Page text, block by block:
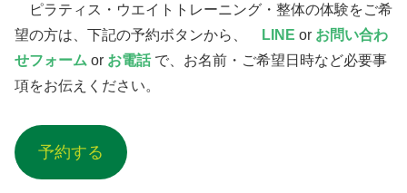
ピラティス・ウエイトトレーニング・整体の体験をご希
望の方は、下記の予約ボタンから、
LINE or お問い合わ
せフォーム or お電話で、お名前・ご希望日時など必要事
項をお伝えください。
予約する